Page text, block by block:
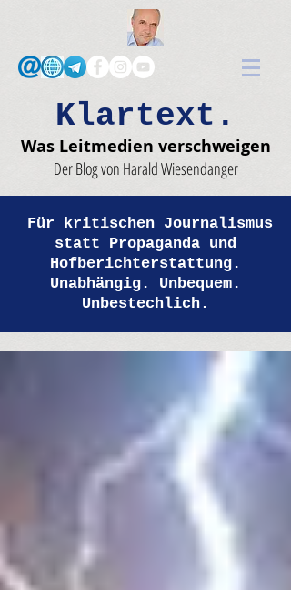
Klartext.
Was Leitmedien verschweigen
Der Blog von Harald Wiesendanger
Für kritischen Journalismus
statt Propaganda und
Hofberichterstattung.
Unabhängig. Unbequem.
Unbestechlich.